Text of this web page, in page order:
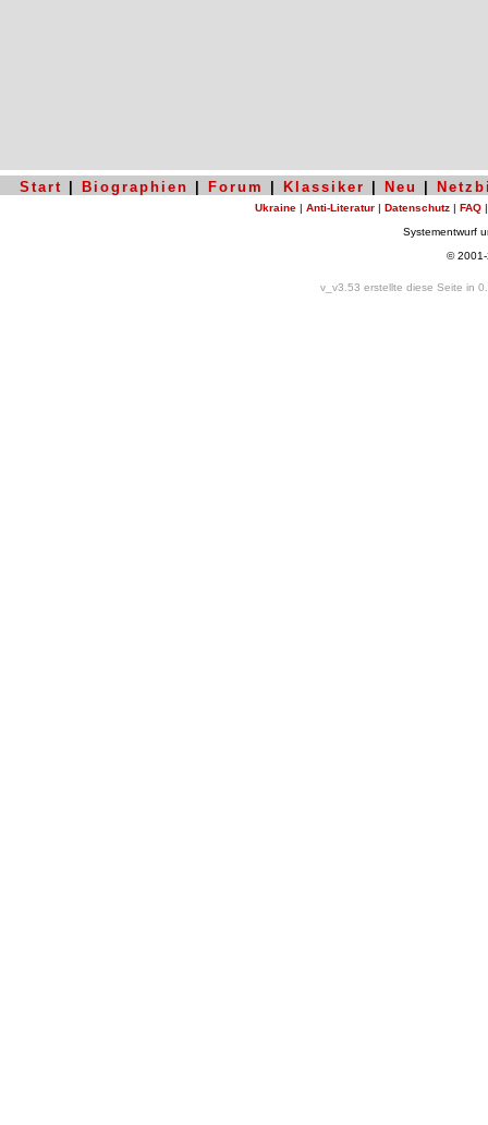
Start Biographien Forum Klassiker Neu
Ukraine | Anti-Literatur | Datenschutz | FAQ
Systementwurf
©
v_v3.53 erstellte diese Seite in